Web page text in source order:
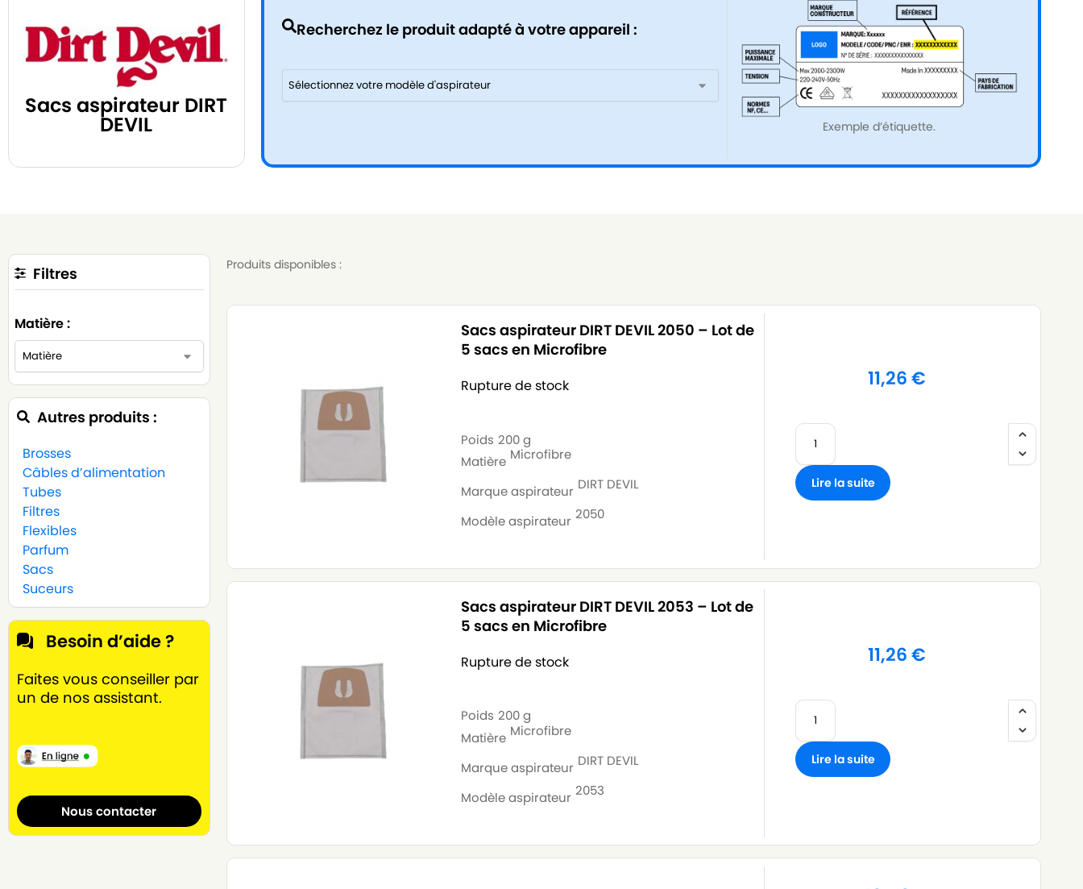
Sacs aspirateur DIRT
DEVIL
Recherchez le produit adapté à votre appareil :
Exemple d’étiquette.
Filtres
Matière :
Autres produits :
Brosses
Câbles d’alimentation
Tubes
Filtres
Flexibles
Parfum
Sacs
Suceurs
Besoin d’aide ?
Faites vous conseiller par
un de nos assistant.
Nous contacter
Produits disponibles :
Sacs aspirateur DIRT DEVIL 2050 – Lot de
5 sacs en Microfibre
Rupture de stock
Poids 200 g
Matière Microfibre
Marque aspirateur DIRT DEVIL
Modèle aspirateur 2050
11,26€
Lire la suite
Sacs aspirateur DIRT DEVIL 2053 – Lot de
5 sacs en Microfibre
Rupture de stock
Poids 200 g
Matière Microfibre
Marque aspirateur DIRT DEVIL
Modèle aspirateur 2053
11,26€
Lire la suite